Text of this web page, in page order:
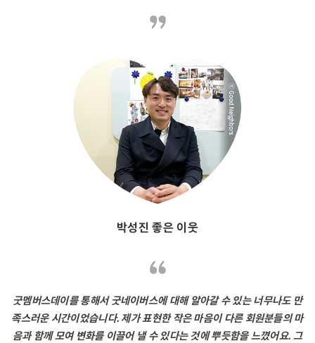
박성진 좋은 이웃
굿멤버스데이를 통해서 굿네이버스에 대해 알아갈 수 있는 너무나도 만
족스러운 시간이었습니다. 제가 표현한 작은 마음이 다른 회원분들의 마
음과 함께 모여 변화를 이끌어 낼 수 있다는 것에 뿌듯함을 느꼈어요. 그